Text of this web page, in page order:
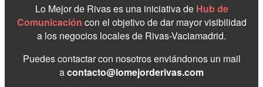
Lo Mejor de Rivas es una iniciativa de Hub de
Comunicación con el objetivo de dar mayor visibilidad
a los negocios locales de Rivas-Vaciamadrid.
Puedes contactar con nosotros enviándonos un mail
acontacto@lomejorderivas.com